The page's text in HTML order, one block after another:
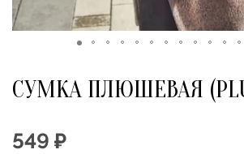
СУМКА ПЛЮШЕВАЯ
549 ₽